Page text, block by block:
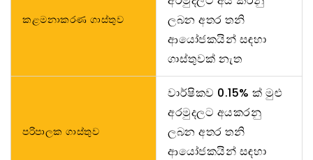
කළමනාකරණ ගාස්තුව
ලබන අතර තනි
ආයෝජකයින් සඳහා
ගාස්තුවක් නැත
පරිපාලක ගාස්තුව
වාර්ෂිකව 0.15% ක් මුළු
අරමුදලට අයකරනු
ලබන අතර තනි
ආයෝජකයින් සඳහා